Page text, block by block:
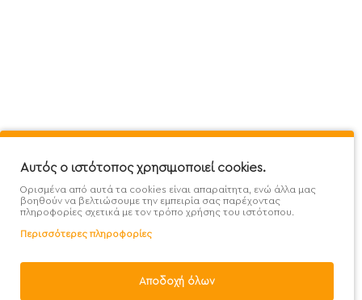
Προσφορές - Clearence GDPR
Χονδρική
Αυτός ο ιστότοπος χρησιμοποιεί cookies.
Ορισμένα από αυτά τα cookies είναι απαραίτητα, ενώ άλλα μας
βοηθούν να βελτιώσουμε την εμπειρία σας παρέχοντας
πληροφορίες σχετικά με τον τρόπο χρήσης του ιστότοπου.
Περισσότερες πληροφορίες
Αποδοχή όλων